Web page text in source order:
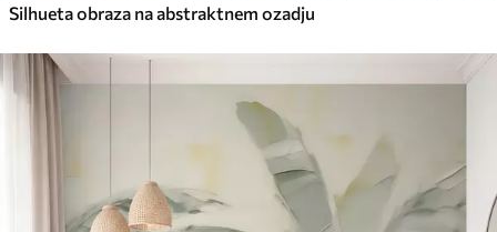
Silhueta obraza na abstraktnem ozadju